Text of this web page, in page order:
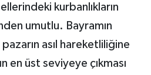
kurbanlıkların
umutlu. Bayramın
asıl hareketliliğine
en üst seviyeye çıkması